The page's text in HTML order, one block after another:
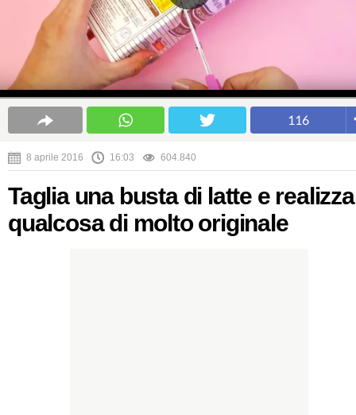
116
8 aprile 2016 16:03 604.840
Taglia una busta di latte e realizza
qualcosa di molto originale